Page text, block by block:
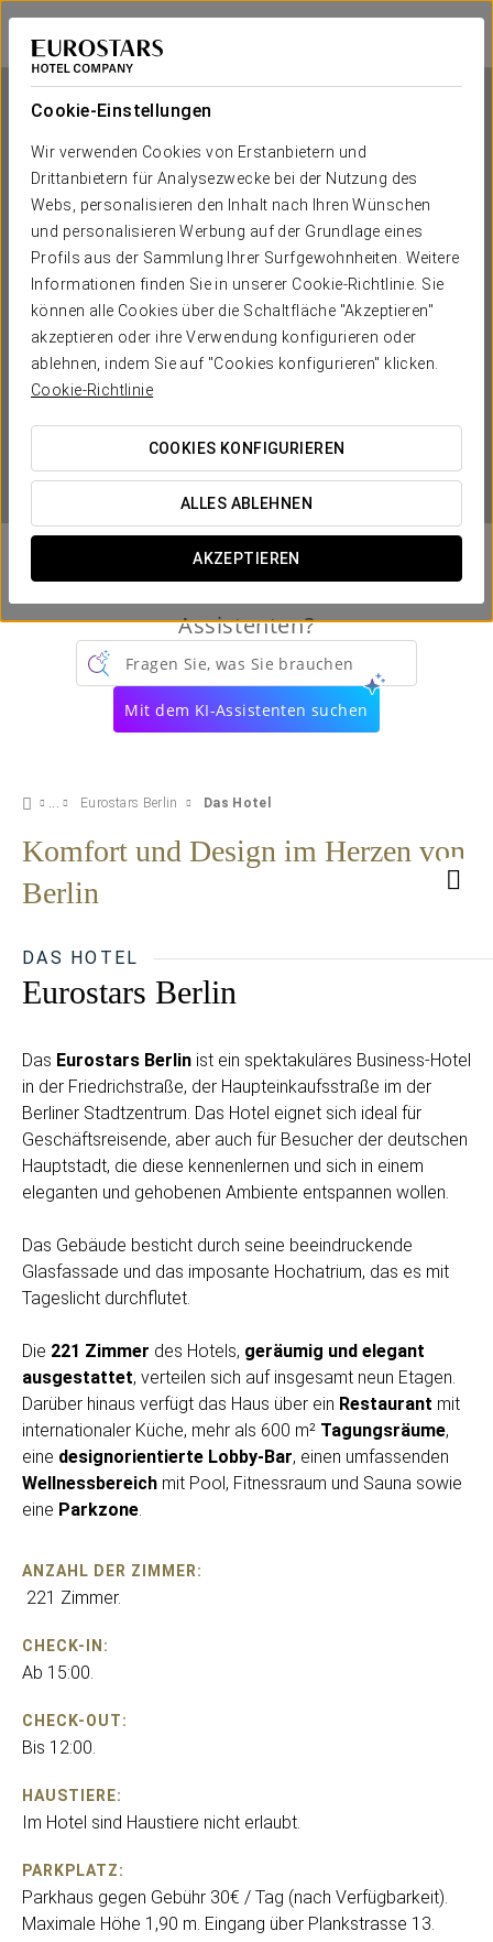
Cookie-Einstellungen
Wir verwenden Cookies von Erstanbietern und
Drittanbietern für Analysezwecke bei der Nutzung des
Webs, personalisieren den Inhalt nach Ihren Wünschen
und personalisieren Werbung auf der Grundlage eines
Profils aus der Sammlung Ihrer Surfgewohnheiten. Weitere
Informationen finden Sie in unserer Cookie-Richtlinie. Sie
können alle Cookies über die Schaltfläche "Akzeptieren"
akzeptieren oder ihre Verwendung konfigurieren oder
ablehnen, indem Sie auf "Cookies konfigurieren" klicken.
Cookie-Richtlinie
COOKIES KONFIGURIEREN
ALLES ABLEHNEN
AKZEPTIEREN
Eurostars Berlin
BERLIN
Eurostars Berlin
BERLIN
WANN MÖCHTEN SIE REISEN?
 
Assistenten?
Fragen Sie, was Sie brauchen
Mit dem KI-Assistenten suchen
Eurostars Berlin Das Hotel
Komfort und Design im Herzen von
Berlin
DAS HOTEL
Eurostars Berlin
Das Eurostars Berlin ist ein spektakuläres Business-Hotel
in der Friedrichstraße, der Haupteinkaufsstraße im der
Berliner Stadtzentrum. Das Hotel eignet sich ideal für
Geschäftsreisende, aber auch für Besucher der deutschen
Hauptstadt, die diese kennenlernen und sich in einem
eleganten und gehobenen Ambiente entspannen wollen.
Das Gebäude besticht durch seine beeindruckende
Glasfassade und das imposante Hochatrium, das es mit
Tageslicht durchflutet.
Die 221 Zimmer des Hotels, geräumig und elegant
ausgestattet, verteilen sich auf insgesamt neun Etagen.
Darüber hinaus verfügt das Haus über ein Restaurant mit
internationaler Küche, mehr als 600 m² Tagungsräume,
eine designorientierte Lobby-Bar, einen umfassenden
Wellnessbereich mit Pool, Fitnessraum und Sauna sowie
eine Parkzone.
ANZAHL DER ZIMMER:
221 Zimmer.
CHECK-IN:
Ab 15:00.
CHECK-OUT:
Bis 12:00.
HAUSTIERE:
Im Hotel sind Haustiere nicht erlaubt.
PARKPLATZ:
Parkhaus gegen Gebühr 30€ / Tag (nach Verfügbarkeit).
Maximale Höhe 1,90 m. Eingang über Plankstrasse 13.